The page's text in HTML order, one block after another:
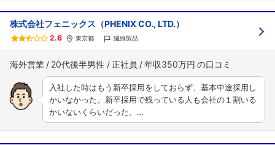
株式会社フェニックス（PHENIX CO., LTD.）
2.6 東京都 繊維製品
海外営業 20代後半男性 正社員 年収350万円
入社した時はもう新卒採用をしておらず、基本中途採用し
かいなかった。新卒採用で残っている人も会社の１割いる
かいないくらいだった。…